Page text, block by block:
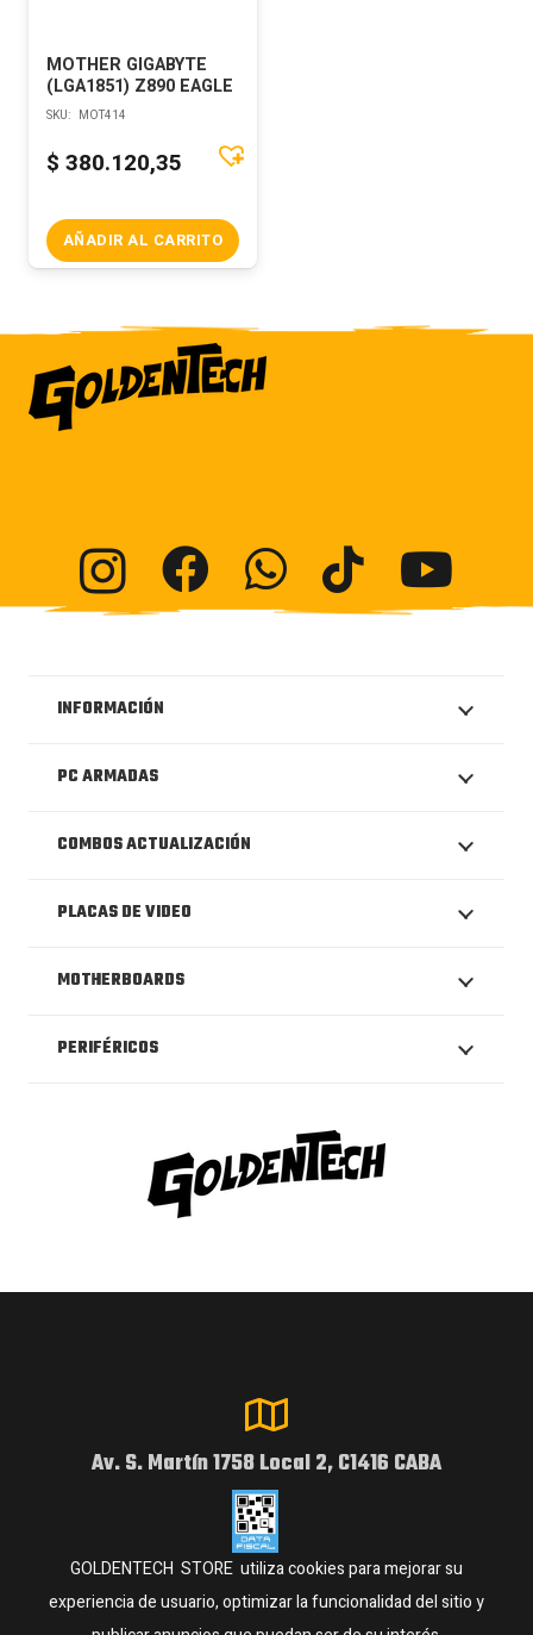
MOTHER GIGABYTE
(LGA1851) Z890 EAGLE
SKU: MOT414
$ 380.120,35
AÑADIR AL CARRITO
INFORMACIÓN
PC ARMADAS
COMBOS ACTUALIZACIÓN
PLACAS DE VIDEO
MOTHERBOARDS
PERIFÉRICOS
Av. S. Martín 1758 Local 2, C1416 CABA
GOLDENTECH STORE utiliza cookies para mejorar su
experiencia de usuario, optimizar la funcionalidad del sitio y